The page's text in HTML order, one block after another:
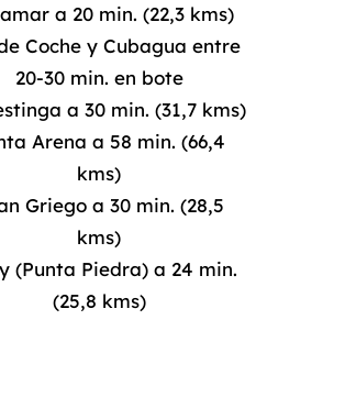
a 20 min. (22,3 kms)
Coche y Cubagua entre
20-30 min. en bote
a 30 min. (31,7 kms)
Arena a 58 min. (66,4
kms)
Griego a 30 min. (28,5
kms)
(Punta Piedra) a 24 min.
(25,8 kms)